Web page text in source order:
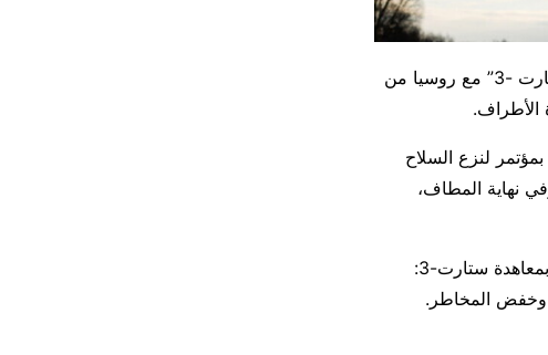
قال مبعوث أمريكي إن إدارة الرئيس جو بايدن تنظر إلى تمديد أجل معاهدة “ستارت -3” مع روسيا من
الأطراف.
لنزع السلاح
نهاية المطاف،
وأضاف وود، وهو أيضا مفوض الولايات المتحدة للجنة التشاورية الثنائية الخاصة بمعاهدة ستارت-3:
وخفض المخاطر.